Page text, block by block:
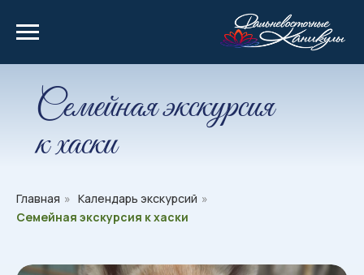
Семейная экскурсия
к хаски
Главная » Календарь экскурсий »
Семейная экскурсия к хаски